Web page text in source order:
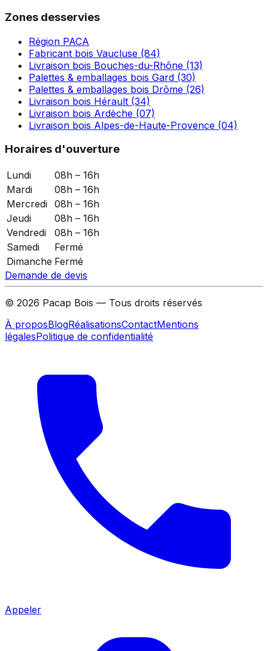
Zones desservies
Région PACA
Fabricant bois Vaucluse (84)
Livraison bois Bouches-du-Rhône (13)
Palettes & emballages bois Gard (30)
Palettes & emballages bois Drôme (26)
Livraison bois Hérault (34)
Livraison bois Ardèche (07)
Livraison bois Alpes-de-Haute-Provence (04)
Horaires d'ouverture
Lundi
08h – 16h
Mardi
08h – 16h
Mercredi 08h – 16h
Jeudi
08h – 16h
Vendredi
08h – 16h
Samedi
Fermé
Dimanche Fermé
Demande de devis
© 2026 Pacap Bois — Tous droits réservés
À proposBlogRéalisationsContactMentions
légalesPolitique de confidentialité
Appeler